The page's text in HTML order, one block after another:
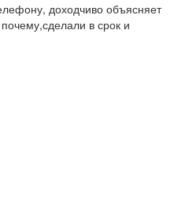
доходчиво объясняет
в срок и